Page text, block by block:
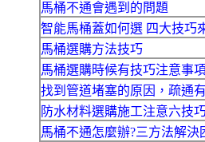
馬桶不通會遇到的問題
智能馬桶蓋如何選 四大技巧
馬桶選購方法技巧
馬桶選購時候有技巧注意事
找到管道堵塞的原因，疏通
防水材料選購施工注意六技
馬桶不通怎麼辦?三方法解決